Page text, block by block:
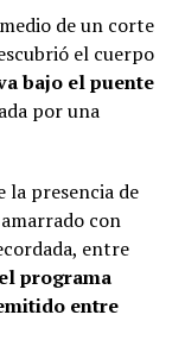
en PMB, pero
clara sobre
esta situación,
desde
por la falta de
Javiera
ha apoyado
que confía en
aunque
comparación
de un corte
el cuerpo
bajo el puente
por una
la presencia de
con
entre
programa
entre